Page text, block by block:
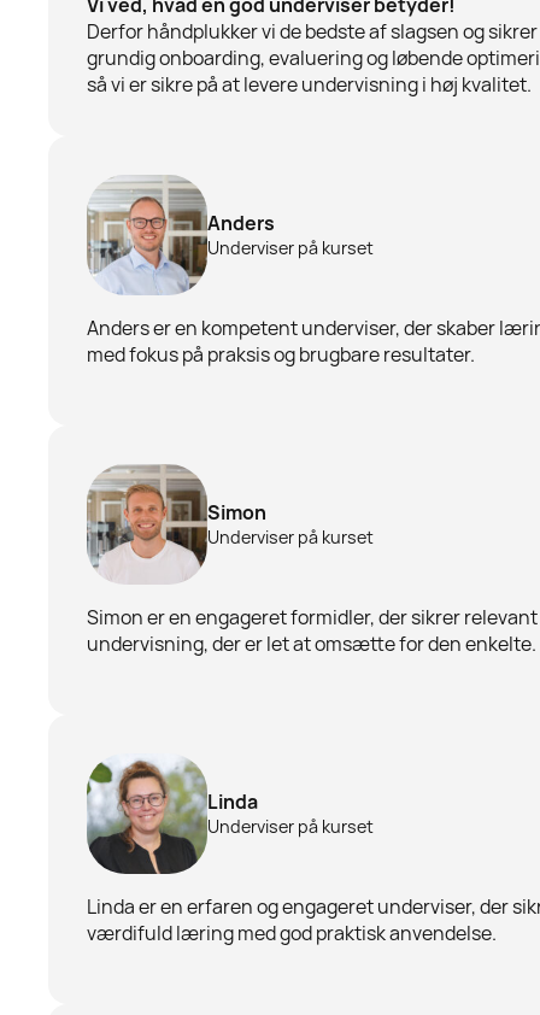
Derfor håndplukker vi de bedste af slagsen og sikrer
grundig onboarding, evaluering og løbende
så vi er sikre på at levere undervisning i høj kvalitet.
Anders
Underviser på kurset
Anders er en kompetent underviser, der skaber
med fokus på praksis og brugbare resultater.
Simon
Underviser på kurset
Simon er en engageret formidler, der sikrer relevant
undervisning, der er let at omsætte for den enkelte.
Linda
Underviser på kurset
Linda er en erfaren og engageret underviser, der
værdifuld læring med god praktisk anvendelse.